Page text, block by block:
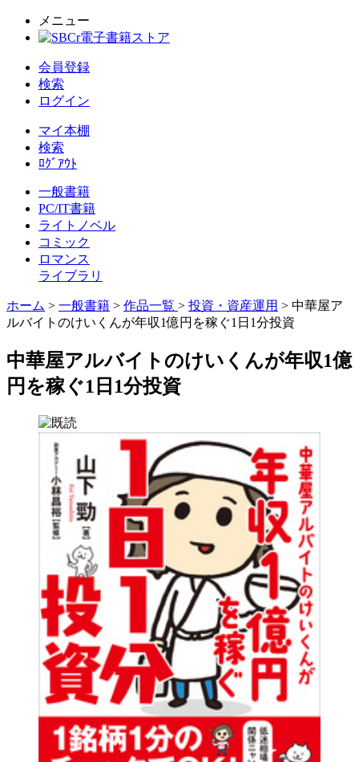
メニュー
会員登録
検索
ログイン
マイ本棚
検索
ﾛｸﾞｱｳﾄ
一般書籍
PC/IT書籍
ライトノベル
コミック
ロマンス
ライブラリ
ホーム > 一般書籍 > 作品一覧 > 投資・資産運用 > 中華屋ア
ルバイトのけいくんが年収1億円を稼ぐ1日1分投資
中華屋アルバイトのけいくんが年収1億
円を稼ぐ1日1分投資